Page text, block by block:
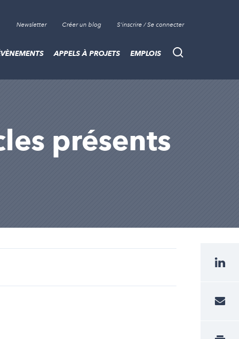
Newsletter Créer un blog S'inscrire / Se connecter
Recherche
APPELS À PROJETS EMPLOIS
présents